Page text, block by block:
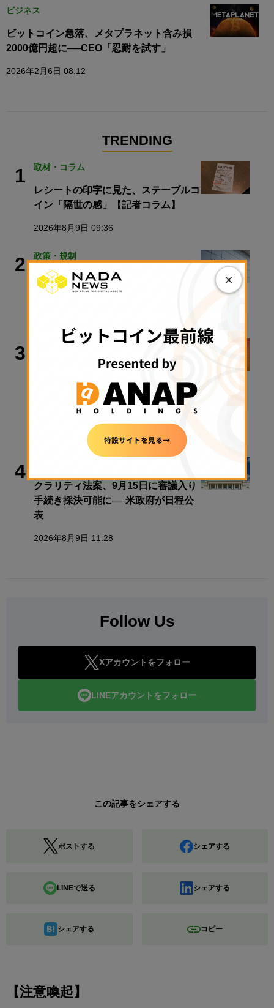
ビジネス
ビットコイン急落、メタプラネット含み損
2000億円超に──CEO「忍耐を試す」
2026年2月6日 08:12
TRENDING
1 取材・コラム
レシートの印字に見た、ステーブルコ
イン「隔世の感」【記者コラム】
2026年8月9日 09:36
2 政策・規制
【速報】金融庁、暗号資産・ステーブ
ルコイン課を新設
3 取材・コラム
【速報】金融庁、暗号資産・ステーブ
ルコイン課を新設／警察庁、すべての
暗号資産交換業者に出庫制限強化を要
請【日曜日に読みたい厳選10本】
2026年8月9日 08:00
4
クラリティ法案、9月15日に審議入り
手続き採決可能に──米政府が日程公
表
2026年8月9日 11:28
Follow Us
Xアカウントをフォロー
LINEアカウントをフォロー
この記事をシェアする
ポストする シェアする
LINEで送る シェアする
シェアする コピー
【注意喚起】
×